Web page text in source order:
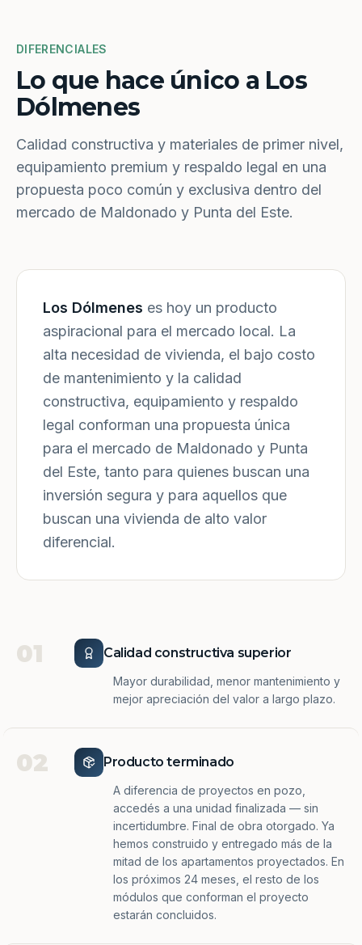
DIFERENCIALES
Lo que hace único a Los
Dólmenes
Calidad constructiva y materiales de primer nivel,
equipamiento premium y respaldo legal en una
propuesta poco común y exclusiva dentro del
mercado de Maldonado y Punta del Este.
Los Dólmenes es hoy un producto
aspiracional para el mercado local. La
alta necesidad de vivienda, el bajo costo
de mantenimiento y la calidad
constructiva, equipamiento y respaldo
legal conforman una propuesta única
para el mercado de Maldonado y Punta
del Este, tanto para quienes buscan una
inversión segura y para aquellos que
buscan una vivienda de alto valor
diferencial.
01 Calidad constructiva superior
Mayor durabilidad, menor mantenimiento y
mejor apreciación del valor a largo plazo.
02 Producto terminado
A diferencia de proyectos en pozo,
accedés a una unidad finalizada — sin
incertidumbre. Final de obra otorgado. Ya
hemos construido y entregado más de la
mitad de los apartamentos proyectados. En
los próximos 24 meses, el resto de los
módulos que conforman el proyecto
estarán concluidos.